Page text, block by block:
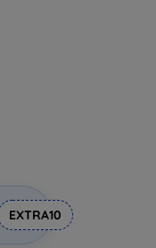
EXTRA10